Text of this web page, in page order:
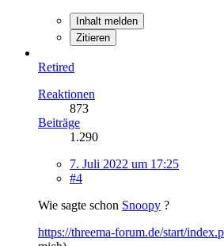
Inhalt melden
Zitieren
Retired
Reaktionen
873
Beiträge
1.290
7. Juli 2022 um 17:25
#4
Wie sagte schon Snoopy ?
https://threema-forum.de/start/